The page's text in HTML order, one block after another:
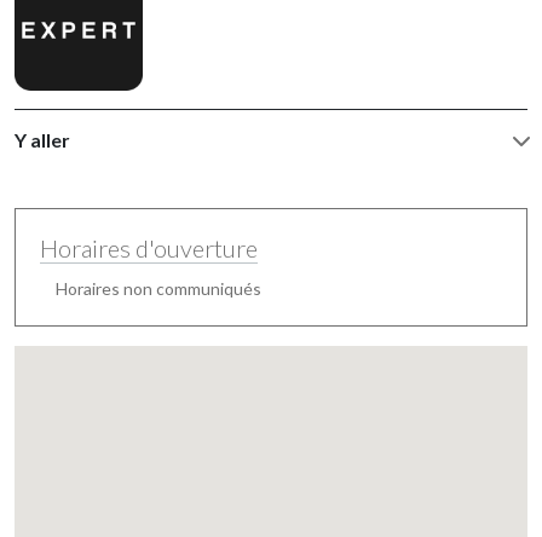
Y aller
Horaires d'ouverture
Horaires non communiqués